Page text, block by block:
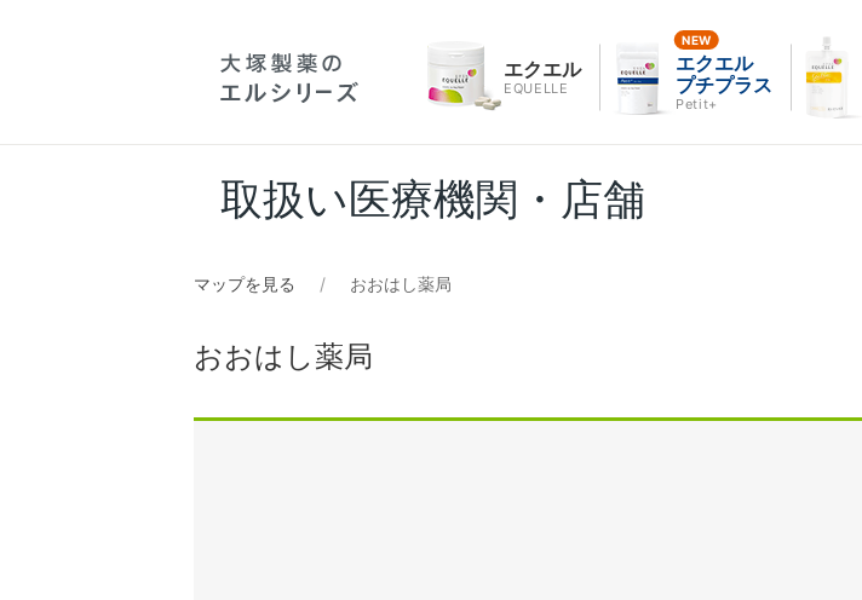
エクエル
EQUELLE
エクエル
プチプラス
Petit+
取扱い医療機関・店舗
マップを見る おおはし薬局
おおはし薬局